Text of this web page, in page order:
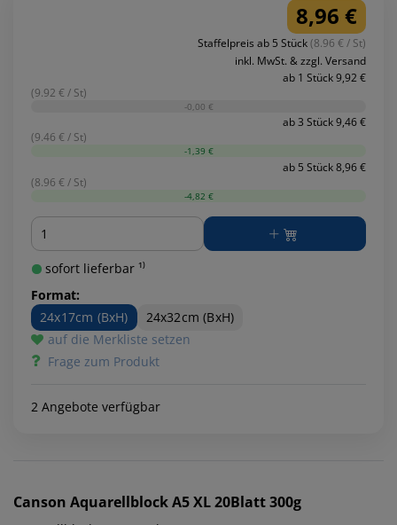
8,96 €
Staffelpreis ab 5 Stück(8.96 € / St)
inkl. MwSt. & zzgl. Versand
ab 1 Stück 9,92 €
(9.92 € / St)
-0,00 €
ab 3 Stück 9,46 €
(9.46 € / St)
-1,39 €
ab 5 Stück 8,96 €
(8.96 € / St)
-4,82 €
Menge
sofort lieferbar ¹⁾
Format:
24x17cm (BxH)
24x32cm (BxH)
auf die Merkliste setzen
Frage zum Produkt
2 Angebote verfügbar
Canson Aquarellblock A5 XL 20Blatt 300g